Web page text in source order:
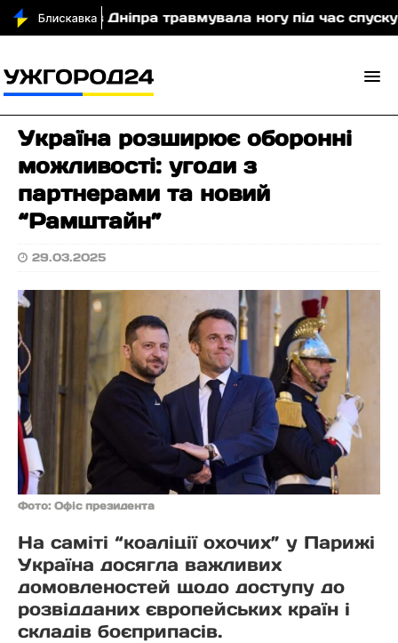
з Дніпра травмувала ногу під час спуску з
Україна розширює оборонні
можливості: угоди з
партнерами та новий
“Рамштайн”
29.03.2025
Фото: Офіс президента
На саміті “коаліції охочих” у Парижі
Україна досягла важливих
домовленостей щодо доступу до
розвідданих європейських країн і
складів боєприпасів.